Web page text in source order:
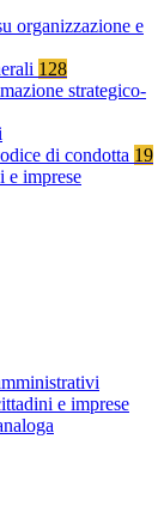
organizzazione e
128
strategico-
di condotta 19
e imprese
e imprese